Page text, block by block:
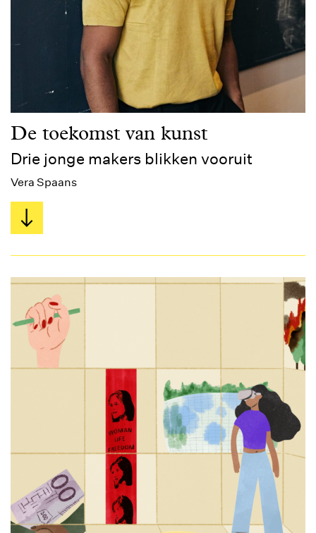
De toekomst van kunst
Drie jonge makers blikken vooruit
Vera Spaans